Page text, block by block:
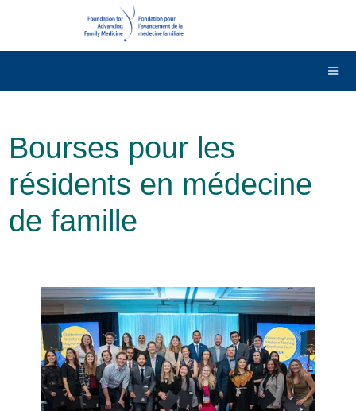
English
Bourses pour les
résidents en médecine
de famille